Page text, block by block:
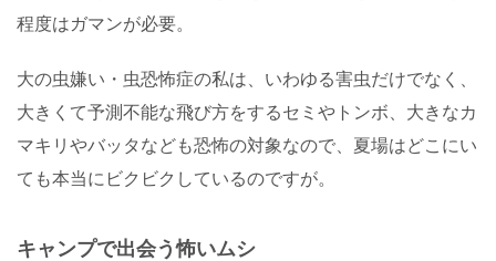
程度はガマンが必要。
大の虫嫌い・虫恐怖症の私は、いわゆる害虫だけでなく、
大きくて予測不能な飛び方をするセミやトンボ、大きなカ
マキリやバッタなども恐怖の対象なので、夏場はどこにい
ても本当にビクビクしているのですが。
キャンプで出会う怖いムシ